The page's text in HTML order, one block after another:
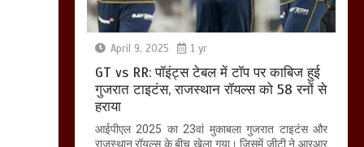
April 9, 2025 1 yr
GT vs RR: पॉइंट्स टेबल में टॉप पर काबिज हुई
गुजरात टाइटंस, राजस्थान रॉयल्स को 58 रनों से
हराया
आईपीएल 2025 का 23वां मुकाबला गुजरात टाइटंस और
राजस्थान रॉयल्स के बीच खेला गया। जिसमें जीटी ने आरआर